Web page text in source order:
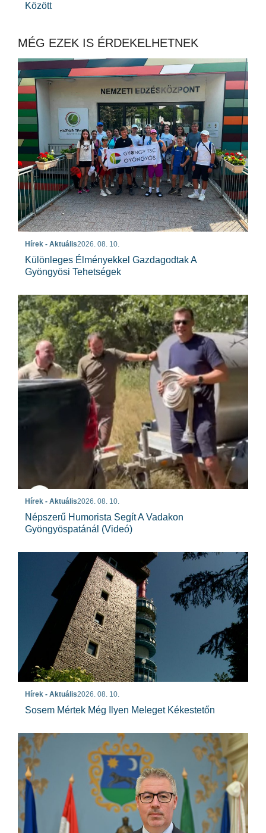
Között
MÉG EZEK IS ÉRDEKELHETNEK
Hírek - Aktuális2026. 08. 10.
Különleges Élményekkel Gazdagodtak A
Gyöngyösi Tehetségek
Hírek - Aktuális2026. 08. 10.
Népszerű Humorista Segít A Vadakon
Gyöngyöspatánál (videó)
Hírek - Aktuális2026. 08. 10.
Sosem Mértek Még Ilyen Meleget Kékestetőn